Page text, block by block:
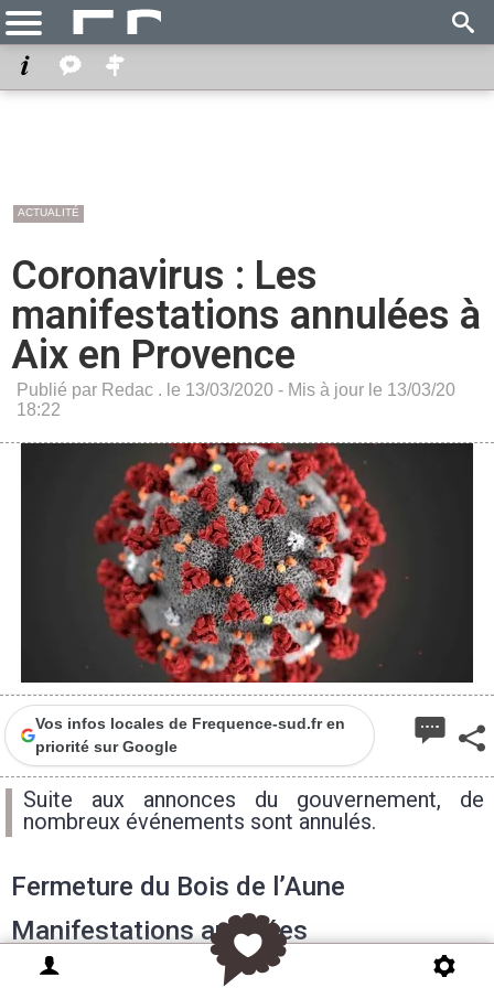
ACTUALITÉ
Coronavirus : Les
manifestations annulées à
Aix en Provence
Publié par Redac . le 13/03/2020 - Mis à jour le 13/03/20
18:22
Vos infos locales de Frequence-sud.fr en
priorité sur Google
Suite aux annonces du gouvernement, de
nombreux événements sont annulés.
Fermeture du Bois de l’Aune
Manifestations annulées
Le 21 mars - Spectacle Messmer - Arena